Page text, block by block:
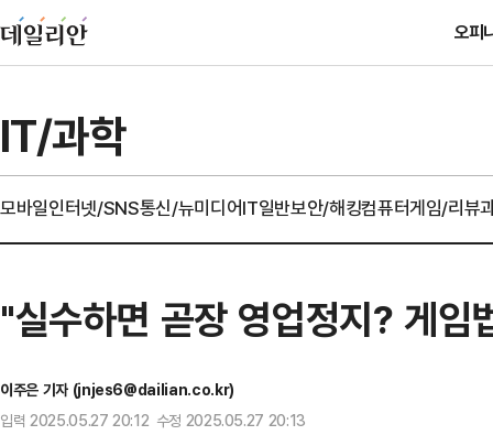
오피
IT/과학
모바일인터넷/SNS통신/뉴미디어IT일반보안/해킹컴퓨터게임/리뷰
"실수하면 곧장 영업정지? 게임
이주은 기자 (jnjes6@dailian.co.kr)
입력 2025.05.27 20:12 수정 2025.05.27 20:13